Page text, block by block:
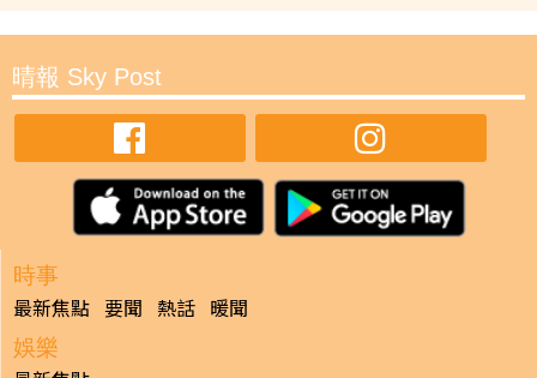
晴報 Sky Post
時事
最新焦點 要聞 熱話 暖聞
娛樂